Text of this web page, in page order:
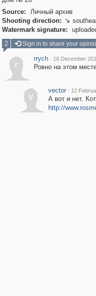
Source:
Личный архив
Shooting direction: 
Watermark signature:
2
Sign in to share your
r
rrych · 16 December
Ровно на этом
v
vector · 12
А вот и нет.
http://